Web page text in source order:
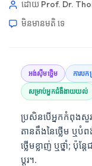
ដោយ Prof. Dr.
មិនមាន​មតិ​ ទេ
អង់ស៊ីមថ្លើម ការប
សម្រាប់អ្នកជំងឺងាយយល់
ប្រសិនបើអ្នកកំពុងសួរ
តានតឹងនៃថ្លើម ឬបំព
ថ្លើមខ្លាញ់ ឬថ្នាំ; ប៉ុ
ប្តូរ។.